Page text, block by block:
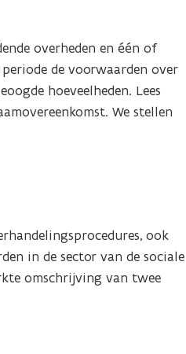
overheden en één of
de voorwaarden over
hoeveelheden. Lees
We stellen
ook
in de sector van de sociale
omschrijving van twee